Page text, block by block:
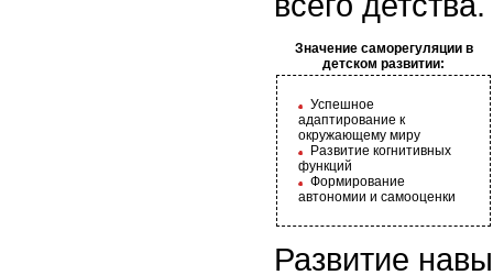
Значение саморегуляции в
детском развитии:
Успешное
адаптирование к
окружающему миру
Развитие когнитивных
функций
Формирование
автономии и самооценки
Развитие